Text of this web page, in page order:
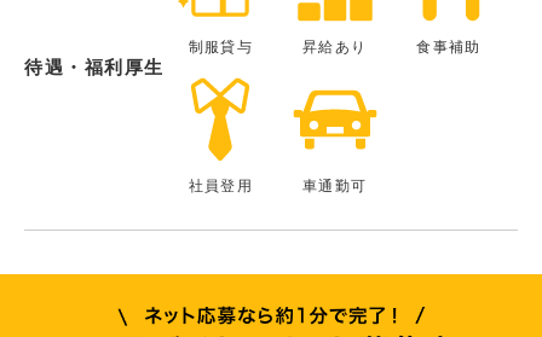
待遇・福利厚生
制服貸与 昇給あり 食事補助
社員登用 車通勤可